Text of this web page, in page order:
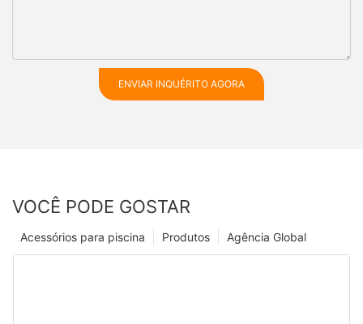
ENVIAR INQUÉRITO AGORA
VOCÊ PODE GOSTAR
Agência Global
Produtos
Acessórios para piscina